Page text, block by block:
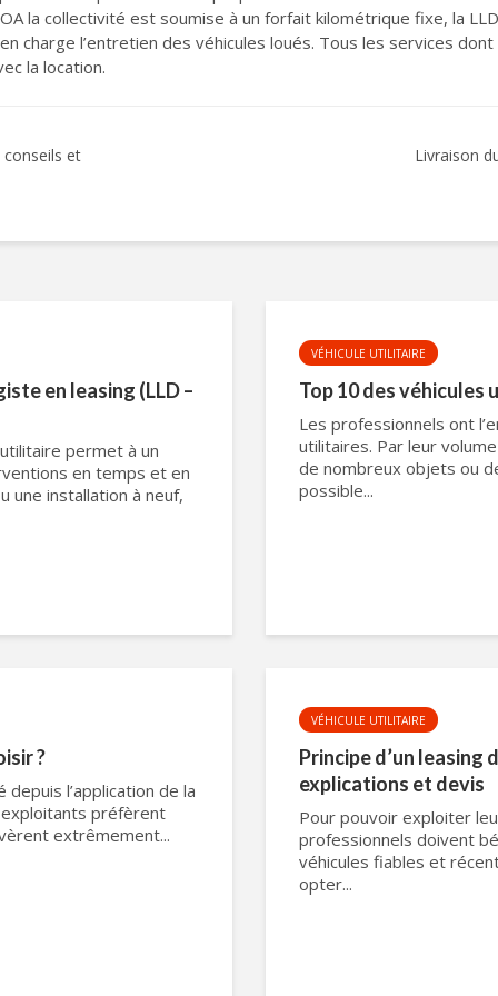
la collectivité est soumise à un forfait kilométrique fixe, la
charge l’entretien des véhicules loués. Tous les services
la location.
et Livraison
en leasing (LLD –
permet à un
en temps et en
une installation à neuf,
VÉHICULE UTILITAIRE
Top 10 des véhicules
Les professionnels ont
utilitaires. Par leur
de nombreux objets ou
possible...
?
l’application de la
exploitants préfèrent
extrêmement...
VÉHICULE UTILITAIRE
Principe d’un leasing
explications et devis
Pour pouvoir exploiter
professionnels doivent
véhicules fiables et
opter...